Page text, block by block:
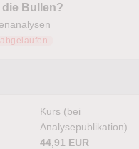
die Bullen?
abgelaufen
Kurs (bei
Analysepublikation)
44,91 EUR